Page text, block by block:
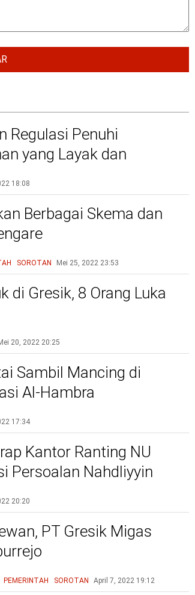
Regulasi Penuhi
yang Layak dan
18:08
Berbagai Skema dan
SOROTAN Mei 25, 2022 23:53
di Gresik, 8 Orang Luka
20, 2022 20:25
Sambil Mancing di
Al-Hambra
17:34
Kantor Ranting NU
Persoalan Nahdliyyin
20:20
PT Gresik Migas
PEMERINTAH SOROTAN April 7, 2022 19:12